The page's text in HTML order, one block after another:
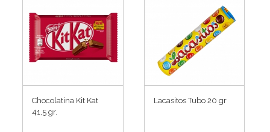
Chocolatina Kit Kat
41,5 gr.
Lacasitos Tubo 20 gr